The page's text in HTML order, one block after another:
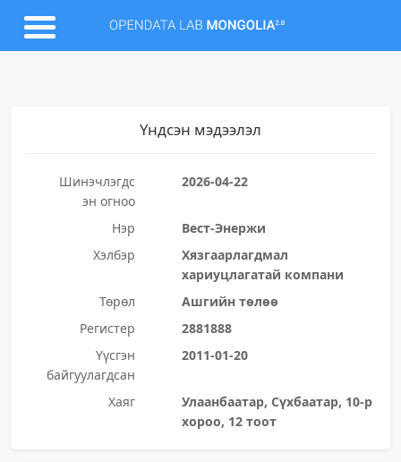
Үндсэн мэдээлэл
Шинэчлэгдс
эн огноо
2026-04-22
Нэр
Вест-Энержи
Хэлбэр
Хязгаарлагдмал
хариуцлагатай компани
Төрөл
Ашгийн төлөө
Регистер
2881888
Үүсгэн
байгуулагдсан
2011-01-20
Хаяг
Улаанбаатар, Сүхбаатар, 10-р
хороо, 12 тоот